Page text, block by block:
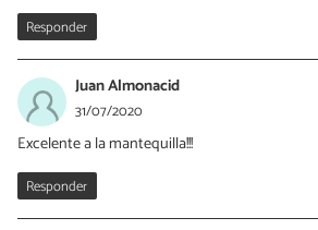
Responder
Juan Almonacid
31/07/2020
Excelente a la mantequilla!!!
Responder